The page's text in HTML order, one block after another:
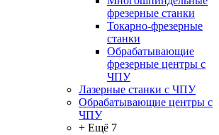
фрезерные станки
Токарно-фрезерные
станки
Обрабатывающие
фрезерные центры с
ЧПУ
Лазерные станки с ЧПУ
Обрабатывающие центры с
ЧПУ
+ Ещё 7